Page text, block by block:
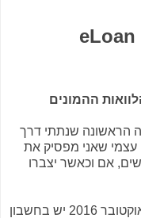
ההמונים
הראשונה שנתתי דרך
שאני מפסיק את
אם וכאשר יצברו
הסיבה היא דיי פשוטה, נכון להיום ה 7 לאוקטובר 2016 יש בחשבון